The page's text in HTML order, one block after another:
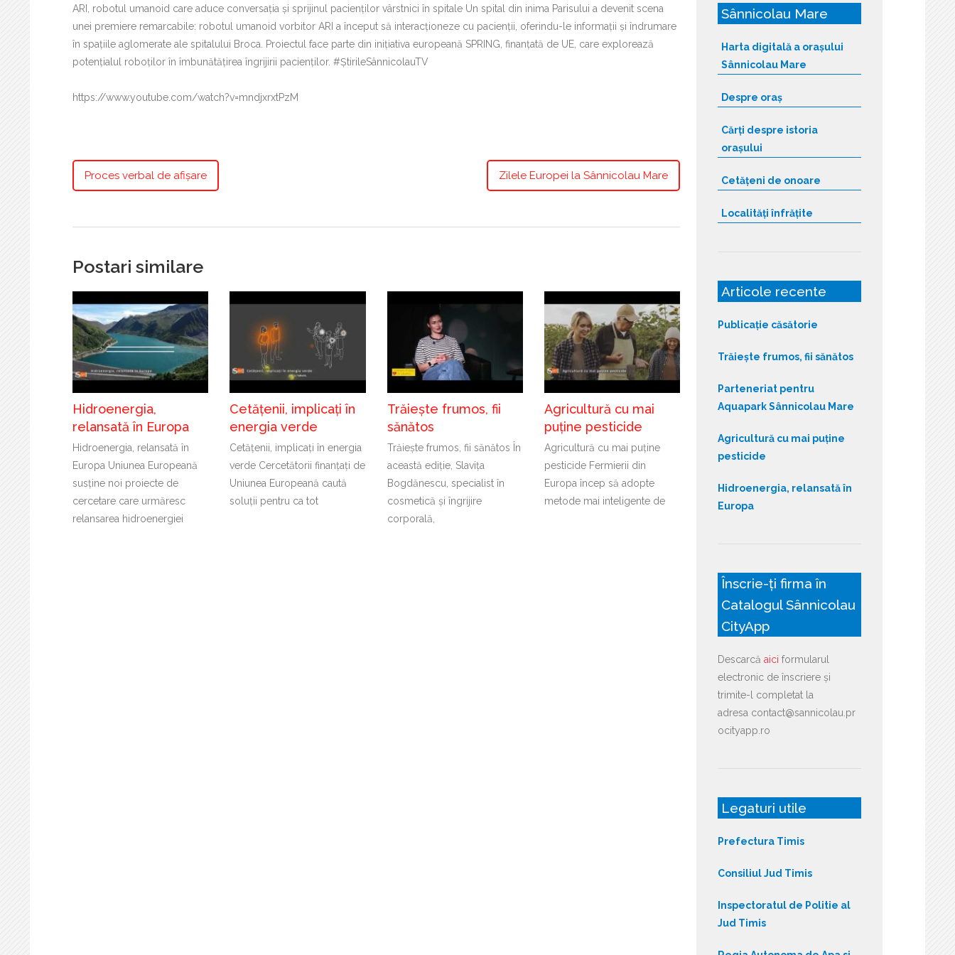
ARI, robotul umanoid care aduce conversația și sprijinul pacienților vârstnici în spitale Un spital din inima Parisului a devenit scena
unei premiere remarcabile: robotul umanoid vorbitor ARI a început să interacționeze cu pacienții, oferindu-le informații și îndrumare
în spațiile aglomerate ale spitalului Broca. Proiectul face parte din inițiativa europeană SPRING, finanțată de UE, care explorează
potențialul roboților în îmbunătățirea îngrijirii pacienților. #ȘtirileSânnicolauTV
https://www.youtube.com/watch?v=mndjxrxtPzM
Proces verbal de afișare Zilele Europei la Sânnicolau Mare
Postari similare
Hidroenergia,
relansată în Europa
Hidroenergia, relansată în
Europa Uniunea Europeană
susține noi proiecte de
cercetare care urmăresc
relansarea hidroenergiei
Cetățenii, implicați în
energia verde
Cetățenii, implicați în energia
verde Cercetătorii finanțați de
Uniunea Europeană caută
soluții pentru ca tot
Trăiește frumos, fii
sănătos
Trăiește frumos, fii sănătos În
această ediție, Slavița
Bogdănescu, specialist în
cosmetică și îngrijire
corporală,
Agricultură cu mai
puține pesticide
Agricultură cu mai puține
pesticide Fermierii din
Europa încep să adopte
metode mai inteligente de
Sânnicolau Mare
Harta digitală a orașului
Sânnicolau Mare
Despre oraș
Cărți despre istoria
orașului
Cetățeni de onoare
Localități înfrățite
Articole recente
Publicație căsătorie
Trăiește frumos, fii sănătos
Parteneriat pentru
Aquapark Sânnicolau Mare
Agricultură cu mai puține
pesticide
Hidroenergia, relansată în
Europa
Înscrie-ți firma în
Catalogul Sânnicolau
CityApp
Descarcă aici formularul
electronic de înscriere și
trimite-l completat la
adresa contact@sannicolau.pr
ocityapp.ro
Legaturi utile
Prefectura Timis
Consiliul Jud Timis
Inspectoratul de Politie al
Jud Timis